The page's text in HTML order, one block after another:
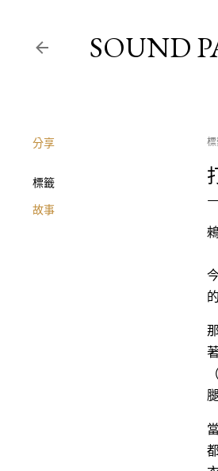
SOUND
分享
標籤
故事
標